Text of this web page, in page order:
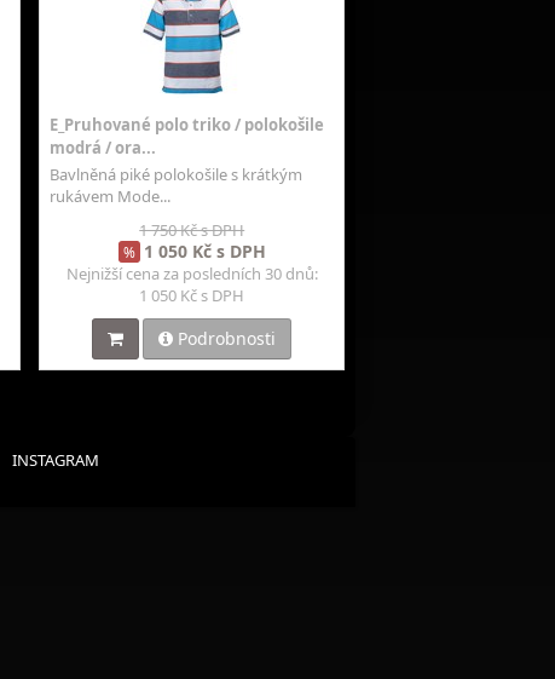
E_Pruhované polo triko / polokošile
modrá / ora...
Bavlněná piké polokošile s krátkým
rukávem Mode...
1 750 Kč s DPH
% 1 050 Kč s DPH
Nejnižší cena za posledních 30 dnů:
1 050 Kč s DPH
Podrobnosti
INSTAGRAM